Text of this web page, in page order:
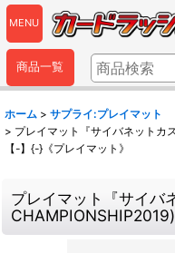
MENU
商品一覧
ホーム > サプライ:プレイマット
> プレイマット『サイバネットカ
【-】{-}《プレイマット》
プレイマット『サイバ